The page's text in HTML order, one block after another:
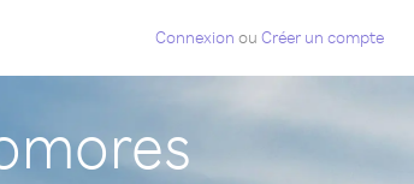
Connexion ou Créer un compte